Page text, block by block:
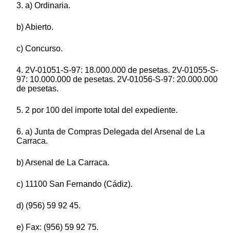
3. a) Ordinaria.
b) Abierto.
c) Concurso.
4. 2V-01051-S-97: 18.000.000 de pesetas. 2V-01055-S-
97: 10.000.000 de pesetas. 2V-01056-S-97: 20.000.000
de pesetas.
5. 2 por 100 del importe total del expediente.
6. a) Junta de Compras Delegada del Arsenal de La
Carraca.
b) Arsenal de La Carraca.
c) 11100 San Fernando (Cádiz).
d) (956) 59 92 45.
e) Fax: (956) 59 92 75.